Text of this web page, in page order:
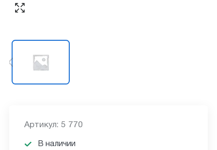
Артикул: 5 770
В наличии